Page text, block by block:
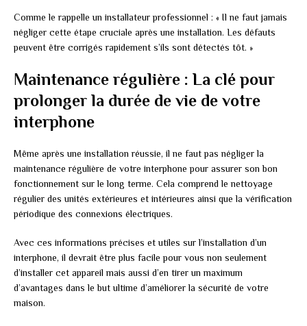
Comme le rappelle un installateur professionnel : « Il ne faut jamais
négliger cette étape cruciale après une installation. Les défauts
peuvent être corrigés rapidement s’ils sont détectés tôt. »
Maintenance régulière : La clé pour
prolonger la durée de vie de votre
interphone
Même après une installation réussie, il ne faut pas négliger la
maintenance régulière de votre interphone pour assurer son bon
fonctionnement sur le long terme. Cela comprend le nettoyage
régulier des unités extérieures et intérieures ainsi que la vérification
périodique des connexions électriques.
Avec ces informations précises et utiles sur l’installation d’un
interphone, il devrait être plus facile pour vous non seulement
d’installer cet appareil mais aussi d’en tirer un maximum
d’avantages dans le but ultime d’améliorer la sécurité de votre
maison.